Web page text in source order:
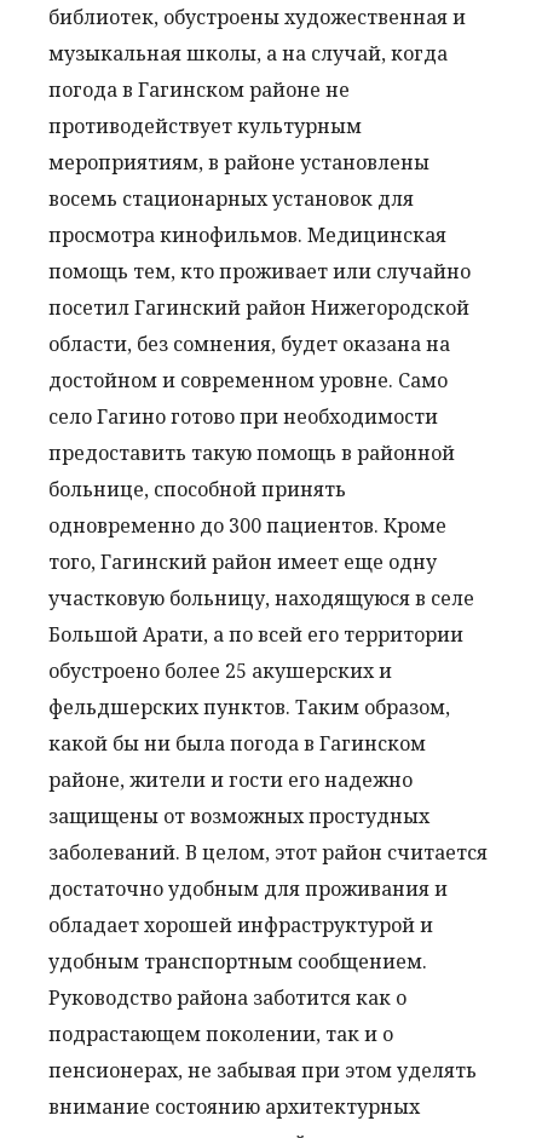
библиотек, обустроены художественная и
музыкальная школы, а на случай, когда
погода в Гагинском районе не
противодействует культурным
мероприятиям, в районе установлены
восемь стационарных установок для
просмотра кинофильмов. Медицинская
помощь тем, кто проживает или случайно
посетил Гагинский район Нижегородской
области, без сомнения, будет оказана на
достойном и современном уровне. Само
село Гагино готово при необходимости
предоставить такую помощь в районной
больнице, способной принять
одновременно до 300 пациентов. Кроме
того, Гагинский район имеет еще одну
участковую больницу, находящуюся в селе
Большой Арати, а по всей его территории
обустроено более 25 акушерских и
фельдшерских пунктов. Таким образом,
какой бы ни была погода в Гагинском
районе, жители и гости его надежно
защищены от возможных простудных
заболеваний. В целом, этот район считается
достаточно удобным для проживания и
обладает хорошей инфраструктурой и
удобным транспортным сообщением.
Руководство района заботится как о
подрастающем поколении, так и о
пенсионерах, не забывая при этом уделять
внимание состоянию архитектурных